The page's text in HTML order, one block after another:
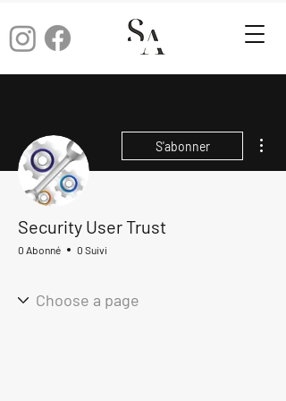
S'abonner
Security User Trust
0 Abonné 0 Suivi